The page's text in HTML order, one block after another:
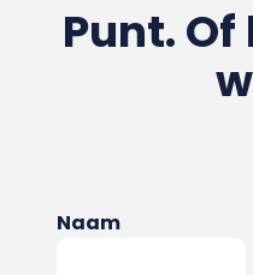
Punt.
Naam